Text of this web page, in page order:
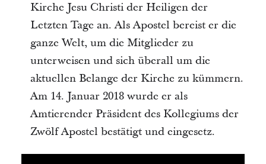
Kirche Jesu Christi der Heiligen der
Letzten Tage an. Als Apostel bereist er die
ganze Welt, um die Mitglieder zu
unterweisen und sich überall um die
aktuellen Belange der Kirche zu kümmern.
Am 14. Januar 2018 wurde er als
Amtierender Präsident des Kollegiums der
Zwölf Apostel bestätigt und eingesetz.